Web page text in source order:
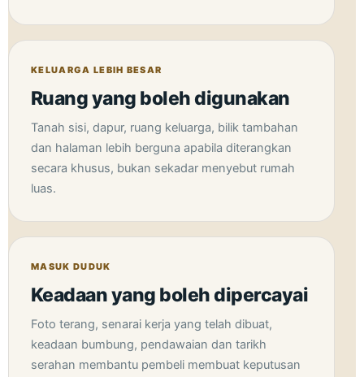
KELUARGA LEBIH BESAR
Ruang yang boleh digunakan
Tanah sisi, dapur, ruang keluarga, bilik tambahan
dan halaman lebih berguna apabila diterangkan
secara khusus, bukan sekadar menyebut rumah
luas.
MASUK DUDUK
Keadaan yang boleh dipercayai
Foto terang, senarai kerja yang telah dibuat,
keadaan bumbung, pendawaian dan tarikh
serahan membantu pembeli membuat keputusan